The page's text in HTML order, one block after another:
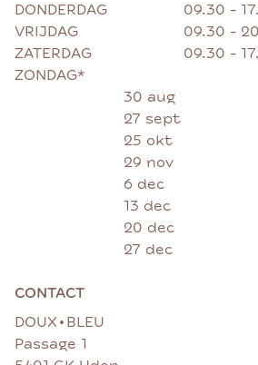
DONDERDAG
09.30 -
VRIJDAG
09.30 -
ZATERDAG
09.30 -
ZONDAG*
30 aug
27 sept
25 okt
29 nov
6 dec
13 dec
20 dec
27 dec
CONTACT
DOUX • BLEU
Passage 1